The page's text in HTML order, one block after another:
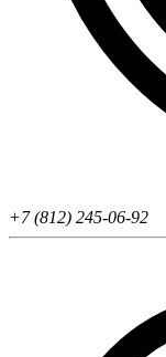
+7 (812) 245-06-92